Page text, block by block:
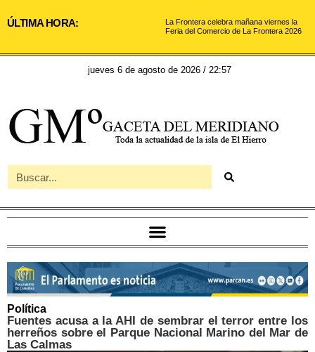
ÚLTIMA HORA:
La Frontera celebra mañana viernes la
Feria del Comercio de La Frontera 2026
jueves 6 de agosto de 2026 / 22:57
Política
Fuentes acusa a la AHI de sembrar el terror entre los
herreños sobre el Parque Nacional Marino del Mar de
Las Calmas